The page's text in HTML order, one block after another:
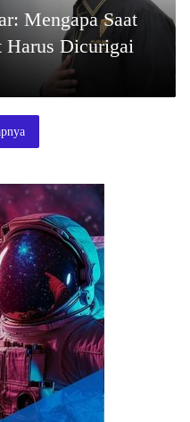
Mengapa Saat
Harus Dicurigai